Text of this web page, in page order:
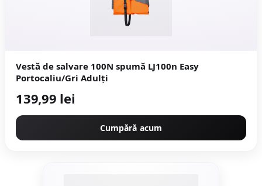
Vestă de salvare 100N spumă LJ100n Easy
Portocaliu/Gri Adulți
139,99 lei
Cumpără acum